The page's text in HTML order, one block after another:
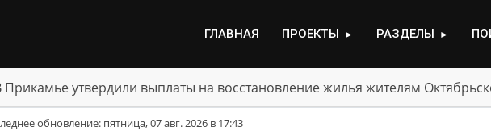
ГЛАВНАЯ ПРОЕКТЫ ► РАЗДЕЛЫ ►
Прикамье утвердили выплаты на восстановление жилья жителям
обновление: пятница, 07 авг. 2026 в 17:43